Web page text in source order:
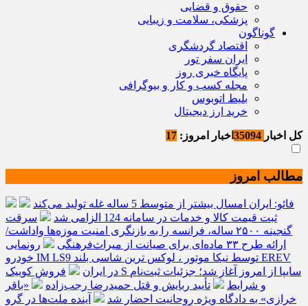
حقوق و قضایی
پزشکی، سلامت و زیبایی
گوناگون
اقتصاد گردشگری
ایران سفر تور
پایگاه خبری روز
مجله کسب و کار و بیوگرافی
بلیط اتوبوس
خرید ارز دیجیتال
کل اخبار اخبار امروز: 17
مطالب امروز
فائو: ایران امسال بیشتر از متوسط 5 ساله غله تولید می‌کند
ثبت قیمت کالا و خدمات در سامانه 124 الزامی شد
سرقت
گنجینه ۲۵۰۰ ساله، فرانسه را به بازنگری امنیت موزه‌ها واداشت/
ارائه طرح ۳۳ ماده‌ای برای صیانت از میراث‌فرهنگی
رونمایی
خودرو IM LS9 توسط نیکا موتور ، لوکس ترین شاسی بلند EREV
در ایران
فروش کوییک S سایپا از امروز آغاز شد؛ جزئیات ثبت‌نام
و شرایط
تأیید ربایش و قتل حمیدرضا رجب‌زاده
«باقر
خرازی» به دادگاه ویژه روحانیت احضار شد
آینده ملت‌ها در گرو